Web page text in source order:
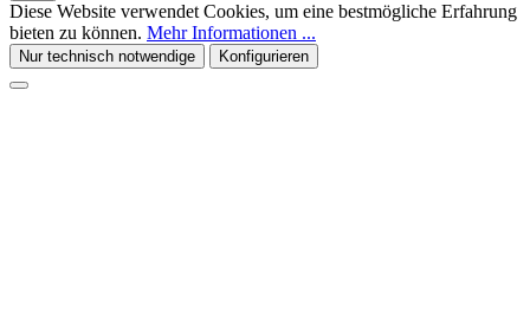
Diese Website verwendet Cookies, um eine bestmögliche Erfahrung
bieten zu können. Mehr Informationen ...
Nur technisch notwendige Konfigurieren